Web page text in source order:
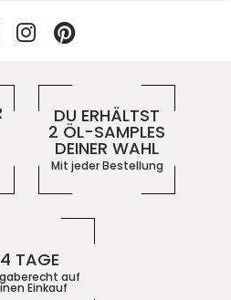
Instagram
DU ERHÄLTST
2 ÖL-SAMPLES
DEINER WAHL
Mit jeder Bestellung
TAGE
auf
Einkauf